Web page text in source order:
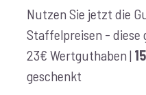
bis
Nutzen Sie jetzt die
Staffelpreisen - diese
23€ Wertguthaben |
geschenkt